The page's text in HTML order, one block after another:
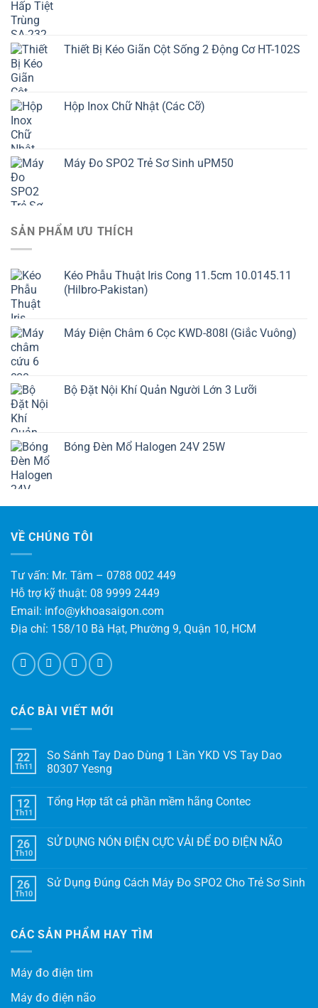
Thiết Bị Kéo Giãn Cột Sống 2 Động Cơ HT-102S
Hộp Inox Chữ Nhật (Các Cỡ)
Máy Đo SPO2 Trẻ Sơ Sinh uPM50
SẢN PHẨM ƯU THÍCH
Kéo Phẫu Thuật Iris Cong 11.5cm 10.0145.11
(Hilbro-Pakistan)
Máy Điện Châm 6 Cọc KWD-808I (Giắc Vuông)
Bộ Đặt Nội Khí Quản Người Lớn 3 Lưỡi
Bóng Đèn Mổ Halogen 24V 25W
VỀ CHÚNG TÔI
Tư vấn: Mr. Tâm – 0788 002 449
Hỗ trợ kỹ thuật: 08 9999 2449
Email: info@ykhoasaigon.com
Địa chỉ: 158/10 Bà Hạt, Phường 9, Quận 10, HCM
CÁC BÀI VIẾT MỚI
22
Th11
So Sánh Tay Dao Dùng 1 Lần YKD VS Tay Dao
80307 Yesng
12
Th11
Tổng Hợp tất cả phần mềm hãng Contec
26
Th10
SỬ DỤNG NÓN ĐIỆN CỰC VẢI ĐỂ ĐO ĐIỆN NÃO
26
Th10
Sử Dụng Đúng Cách Máy Đo SPO2 Cho Trẻ Sơ Sinh
CÁC SẢN PHẨM HAY TÌM
Máy đo điện tim
Máy đo điện não